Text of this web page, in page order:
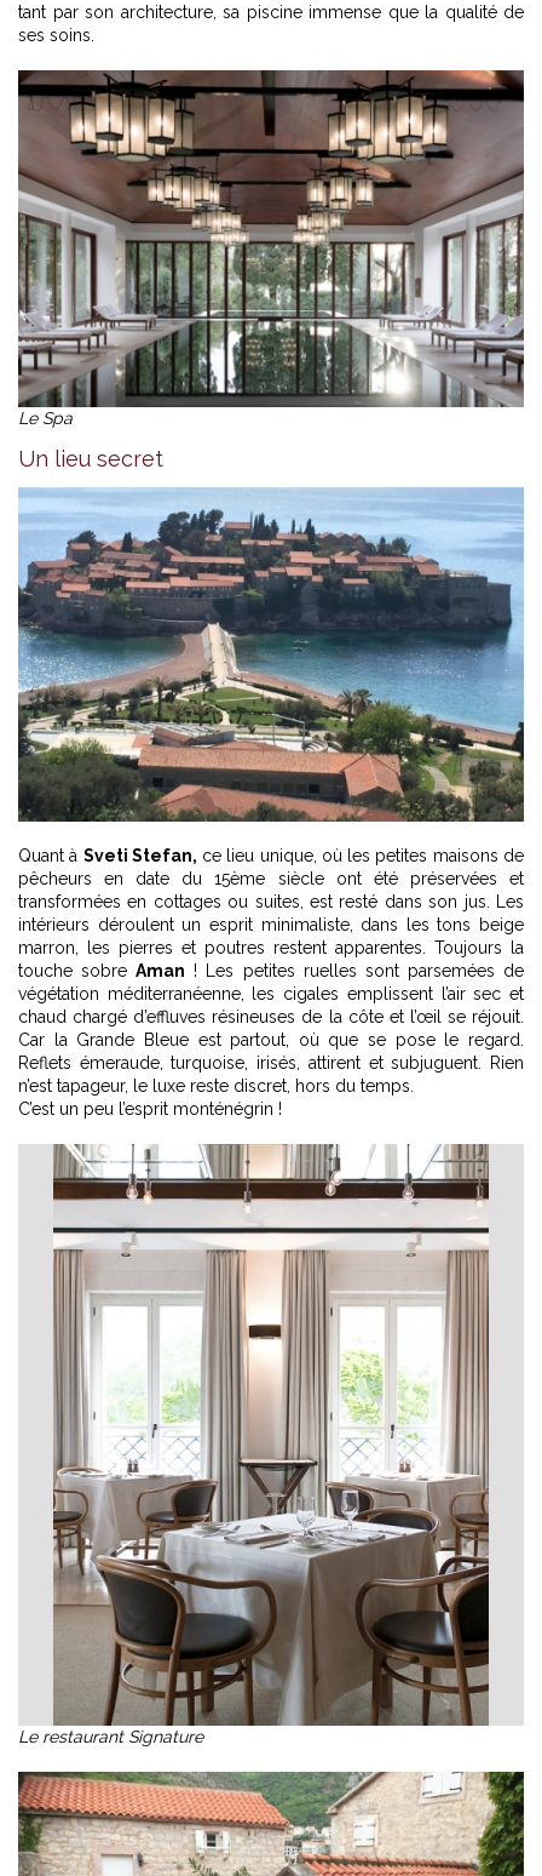
tant par son architecture, sa piscine immense que la qualité de
ses soins.
Le Spa
Un lieu secret
Quant à Sveti Stefan, ce lieu unique, où les petites maisons de
pêcheurs en date du 15ème siècle ont été préservées et
transformées en cottages ou suites, est resté dans son jus. Les
intérieurs déroulent un esprit minimaliste, dans les tons beige
marron, les pierres et poutres restent apparentes. Toujours la
touche sobreAman ! Les petites ruelles sont parsemées de
végétation méditerranéenne, les cigales emplissent l’air sec et
chaud chargé d’effluves résineuses de la côte et l’œil se réjouit.
Car la Grande Bleue est partout, où que se pose le regard.
Reflets émeraude, turquoise, irisés, attirent et subjuguent. Rien
n’est tapageur, le luxe reste discret, hors du temps.
C’est un peu l’esprit monténégrin !
Le restaurant Signature